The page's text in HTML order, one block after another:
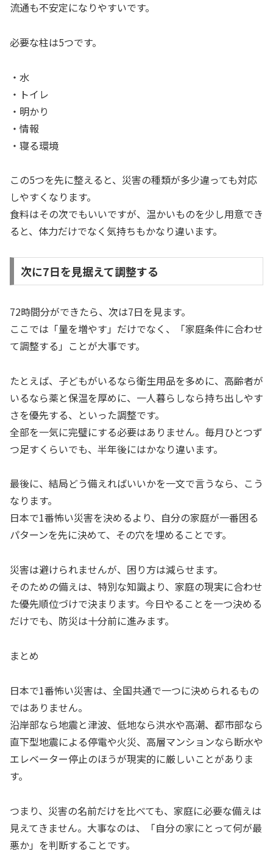
流通も不安定になりやすいです。
必要な柱は5つです。
・水
・トイレ
・明かり
・情報
・寝る環境
この5つを先に整えると、災害の種類が多少違っても対応
しやすくなります。
食料はその次でもいいですが、温かいものを少し用意でき
ると、体力だけでなく気持ちもかなり違います。
次に7日を見据えて調整する
72時間分ができたら、次は7日を見ます。
ここでは「量を増やす」だけでなく、「家庭条件に合わせ
て調整する」ことが大事です。
たとえば、子どもがいるなら衛生用品を多めに、高齢者が
いるなら薬と保温を厚めに、一人暮らしなら持ち出しやす
さを優先する、といった調整です。
全部を一気に完璧にする必要はありません。毎月ひとつず
つ足すくらいでも、半年後にはかなり違います。
最後に、結局どう備えればいいかを一文で言うなら、こう
なります。
日本で1番怖い災害を決めるより、自分の家庭が一番困る
パターンを先に決めて、その穴を埋めることです。
災害は避けられませんが、困り方は減らせます。
そのための備えは、特別な知識より、家庭の現実に合わせ
た優先順位づけで決まります。今日やることを一つ決める
だけでも、防災は十分前に進みます。
まとめ
日本で1番怖い災害は、全国共通で一つに決められるもの
ではありません。
沿岸部なら地震と津波、低地なら洪水や高潮、都市部なら
直下型地震による停電や火災、高層マンションなら断水や
エレベーター停止のほうが現実的に厳しいことがありま
す。
つまり、災害の名前だけを比べても、家庭に必要な備えは
見えてきません。大事なのは、「自分の家にとって何が最
悪か」を判断することです。